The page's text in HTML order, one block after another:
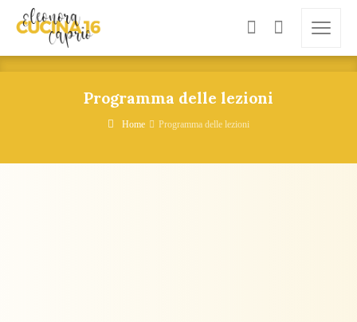
Programma delle lezioni
Home Programma delle lezioni